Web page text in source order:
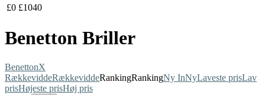
£0 £1040
Benetton Briller
BenettonX
RækkeviddeRækkeviddeRankingRankingNy InNyLaveste prisLav
prisHøjeste prisHøj pris